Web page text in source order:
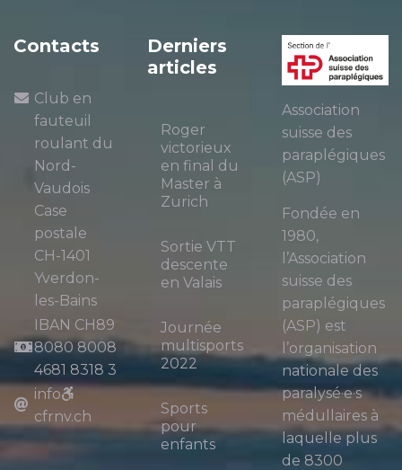
Contacts
Club en
fauteuil
roulant du
Nord-
Vaudois
Case
postale
CH-1401
Yverdon-
les-Bains
IBAN CH89
8080 8008
4681 8318 3
info
cfrnv.ch
Derniers
articles
Roger
victorieux
en final du
Master à
Zurich
Sortie VTT
descente
en Valais
Journée
multisports
2022
Sports
pour
enfants
Association
suisse des
paraplégiques
(ASP)
Fondée en
1980,
l’Association
suisse des
paraplégiques
(ASP) est
l’organisation
nationale des
paralysé·e·s
médullaires à
laquelle plus
de 8300